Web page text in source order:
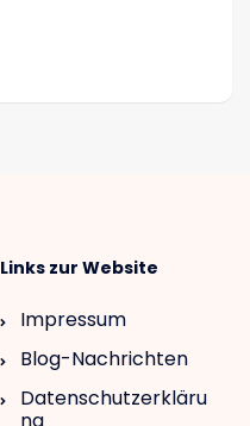
Links zur Website
Impressum
Blog-Nachrichten
Datenschutzerkläru
ng